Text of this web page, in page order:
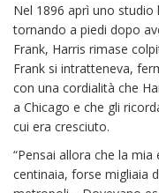
Nel 1896 aprì uno studio
tornando a piedi dopo
Frank, Harris rimase
Frank si intratteneva,
con una cordialità che
a Chicago e che gli
cui era cresciuto.
“Pensai allora che la
centinaia, forse migliaia